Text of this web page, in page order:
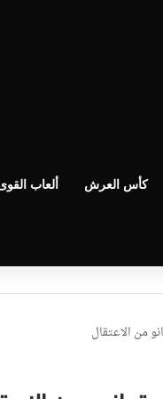
الوداد عيط ليهم قاضي
كأس العرش ألعاب
من الاعتقال